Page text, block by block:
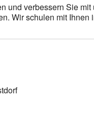
und verbessern Sie
Wir schulen mit